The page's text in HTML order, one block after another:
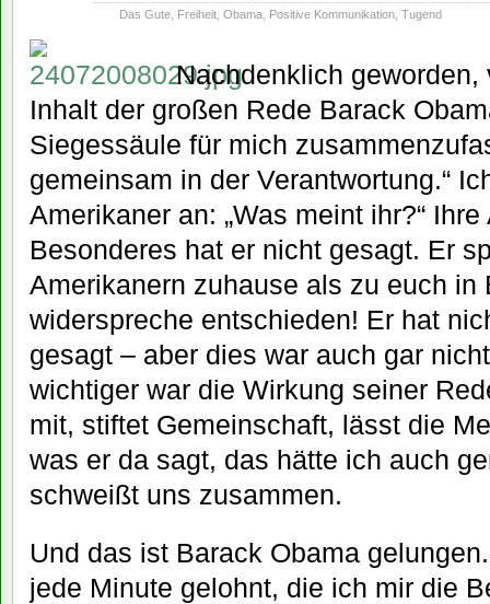
Das Gute Freiheit Obama Positive Kommunikation Tugend
Nachdenklich geworden,
Inhalt der großen Rede Barack
Siegessäule für mich
gemeinsam in der Verantwortung.“
Amerikaner an: „Was meint ihr?“
Besonderes hat er nicht gesagt. Er
Amerikanern zuhause als zu euch in
widerspreche entschieden! Er hat
gesagt – aber dies war auch gar
wichtiger war die Wirkung seiner
mit, stiftet Gemeinschaft, lässt die
was er da sagt, das hätte ich auch
schweißt uns zusammen.
Und das ist Barack Obama
jede Minute gelohnt, die ich mir die